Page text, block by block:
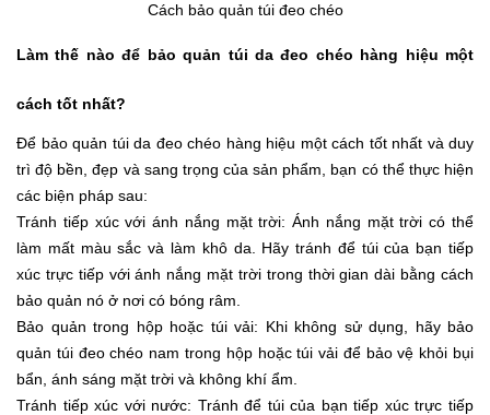
Cách bảo quản túi đeo chéo
Làm thế nào để bảo quản túi da đeo chéo hàng hiệu một
cách tốt nhất?
Để bảo quản túi da đeo chéo hàng hiệu một cách tốt nhất và duy
trì độ bền, đẹp và sang trọng của sản phẩm, bạn có thể thực hiện
các biện pháp sau:
Tránh tiếp xúc với ánh nắng mặt trời: Ánh nắng mặt trời có thể
làm mất màu sắc và làm khô da. Hãy tránh để túi của bạn tiếp
xúc trực tiếp với ánh nắng mặt trời trong thời gian dài bằng cách
bảo quản nó ở nơi có bóng râm.
Bảo quản trong hộp hoặc túi vải: Khi không sử dụng, hãy bảo
quản túi đeo chéo nam trong hộp hoặc túi vải để bảo vệ khỏi bụi
bẩn, ánh sáng mặt trời và không khí ẩm.
Tránh tiếp xúc với nước: Tránh để túi của bạn tiếp xúc trực tiếp